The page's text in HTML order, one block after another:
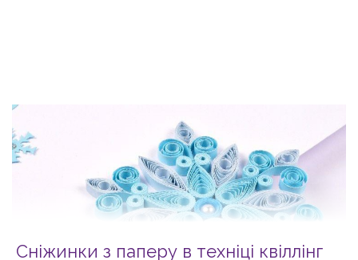
Сніжинки з паперу в техніці квіллінг